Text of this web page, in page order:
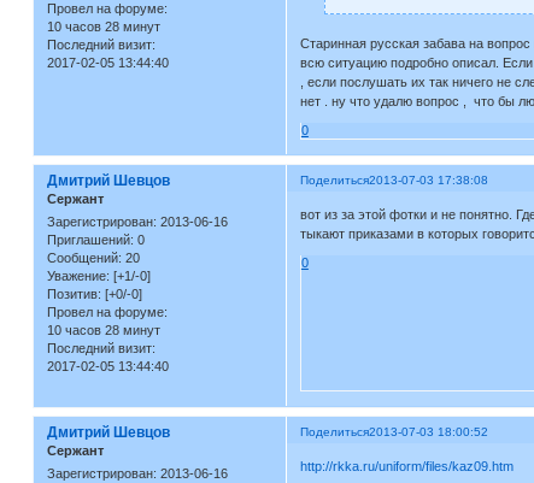
Провел на форуме:
10 часов 28 минут
Последний визит:
2017-02-05 13:44:40
Старинная русская забава на
всю ситуацию подробно описал. Если
, если послушать их так ничего не
нет . ну что удалю вопрос , что бы
0
Поделиться2013-07-03 17:38:08
Дмитрий Шевцов
Сержант
Зарегистрирован: 2013-06-16
Приглашений: 0
Сообщений: 20
Уважение: [+1/-0]
Позитив: [+0/-0]
Провел на форуме:
10 часов 28 минут
Последний визит:
2017-02-05 13:44:40
вот из за этой фотки и не понятно.
тыкают приказами в которых
0
Поделиться2013-07-03 18:00:52
Дмитрий Шевцов
Сержант
Зарегистрирован: 2013-06-16
http://rkka.ru/uniform/files/kaz09.htm